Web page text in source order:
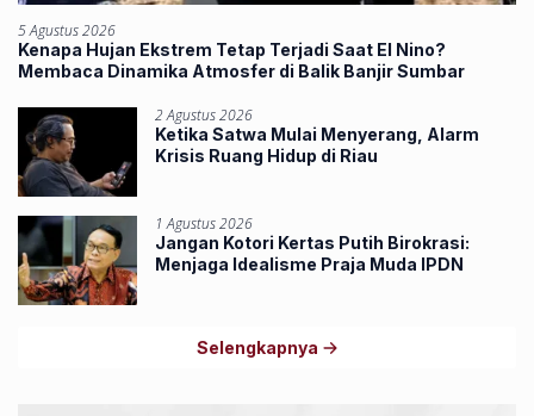
5 Agustus 2026
Kenapa Hujan Ekstrem Tetap Terjadi Saat El Nino?
Membaca Dinamika Atmosfer di Balik Banjir Sumbar
2 Agustus 2026
Ketika Satwa Mulai Menyerang, Alarm
Krisis Ruang Hidup di Riau
1 Agustus 2026
Jangan Kotori Kertas Putih Birokrasi:
Menjaga Idealisme Praja Muda IPDN
Selengkapnya